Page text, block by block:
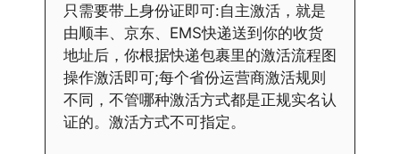
只需要带上身份证即可:自主激活，就是
由顺丰、京东、EMS快递送到你的收货
地址后，你根据快递包裹里的激活流程图
操作激活即可;每个省份运营商激活规则
不同，不管哪种激活方式都是正规实名认
证的。激活方式不可指定。